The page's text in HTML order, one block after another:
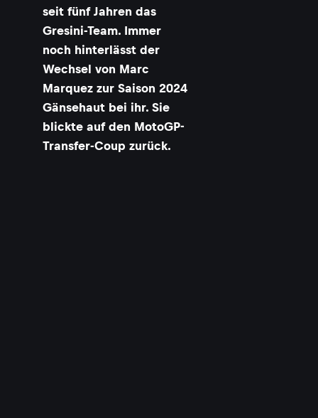
seit fünf Jahren das
Gresini-Team. Immer
noch hinterlässt der
Wechsel von Marc
Marquez zur Saison 2024
Gänsehaut bei ihr. Sie
blickte auf den MotoGP-
Transfer-Coup zurück.